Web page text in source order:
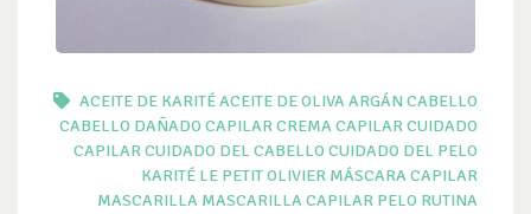
ACEITE DE KARITÉACEITE DE OLIVA ARGÁN CABELLO
CABELLO DAÑADO CAPILARCREMA CAPILARCUIDADO
CAPILARCUIDADO DEL CABELLO CUIDADO DEL PELO
KARITÉ LE PETIT OLIVIER MÁSCARA CAPILAR
MASCARILLA MASCARILLA CAPILAR PELO RUTINA